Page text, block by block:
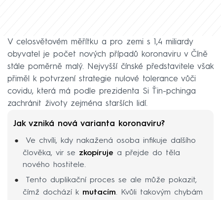
V celosvětovém měřítku a pro zemi s 1,4 miliardy
obyvatel je počet nových případů koronaviru v Číně
stále poměrně malý. Nejvyšší čínské představitele však
přiměl k potvrzení strategie nulové tolerance vůči
covidu, která má podle prezidenta Si Ťin-pchinga
zachránit životy zejména starších lidí.
Jak vzniká nová varianta koronaviru?
Ve chvíli, kdy nakažená osoba infikuje dalšího
člověka, vir se zkopíruje a přejde do těla
nového hostitele.
Tento duplikační proces se ale může pokazit,
čímž dochází k mutacím. Kvůli takovým chybám